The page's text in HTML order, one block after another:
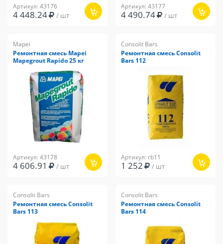
Артикул: 43176
4 448.24 / шт
Артикул: 43177
4 490.74 / шт
Mapei
Ремонтная смесь Mapei
Mapegrout Rapido 25 кг
Артикул: 43178
4 606.91 / шт
Consolit Bars
Ремонтная смесь Consolit
Bars 112
Артикул: rb11
1 252 / шт
Consolit Bars
Ремонтная смесь Consolit
Bars 113
Consolit Bars
Ремонтная смесь Consolit
Bars 114